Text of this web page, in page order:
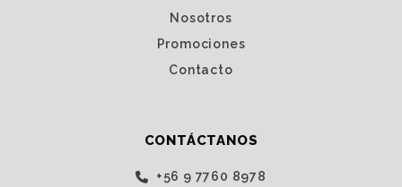
Nosotros
Promociones
Contacto
CONTÁCTANOS
‭+56 9 7760 8978‬